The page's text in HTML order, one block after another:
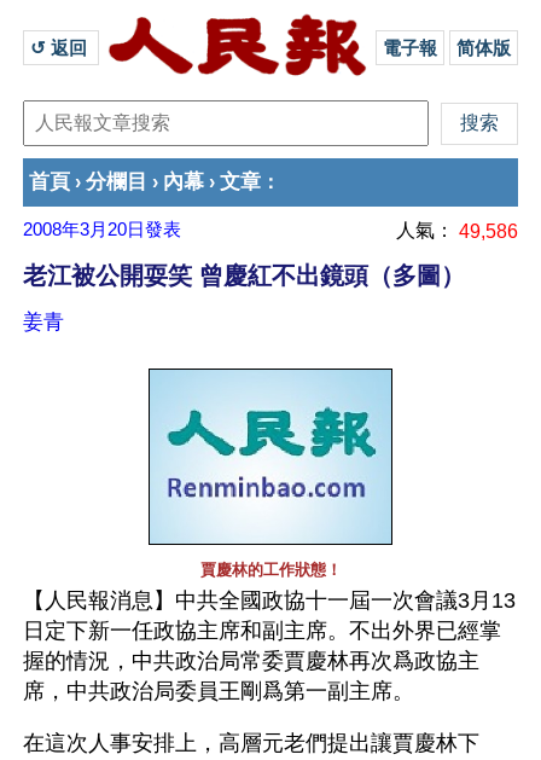
↺ 返回 電子報 简体版
首頁 › 分欄目 › 內幕 › 文章 ：
2008年3月20日發表 人氣： 49,586
老江被公開耍笑 曾慶紅不出鏡頭（多圖）
姜青
賈慶林的工作狀態！
【人民報消息】中共全國政協十一屆一次會議3月13
日定下新一任政協主席和副主席。不出外界已經掌
握的情況，中共政治局常委賈慶林再次爲政協主
席，中共政治局委員王剛爲第一副主席。
在這次人事安排上，高層元老們提出讓賈慶林下